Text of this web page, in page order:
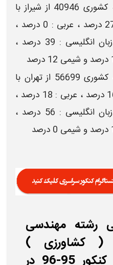
رتبه 18258 منطقه 1 با رتبه کشوری 40946 از شیراز با
درصد های :ادبیات فارسی : 27 درصد ، عربی : 0 درصد ،
دین و زندگی : 54 درصد ، زبان انگلیسی : 39 درصد ،
رتبه 23669 منطقه 1 با رتبه کشوری 56699 از تهران با
درصد های :ادبیات فارسی : 16 درصد ، عربی : 18 درصد ،
دین و زندگی : 31 درصد ، زبان انگلیسی : 56 درصد ،
رشته مهندسی
( کشاورزی )
دانشگاه دولتی اراک کنکور 95-96 در